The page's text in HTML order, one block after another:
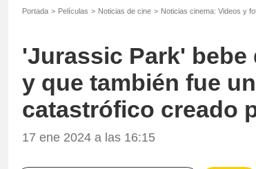
Portada Películas Noticias de cine Noticias cinema: Videos y
'Jurassic Park' bebe
y que también fue
catastrófico creado
17 ene 2024 a las 16:15